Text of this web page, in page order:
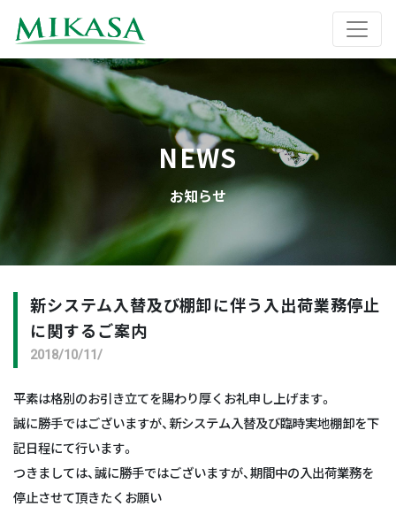
NEWS
お知らせ
新システム入替及び棚卸に伴う入出荷業務停止
に関するご案内
2018/10/11/
平素は格別のお引き立てを賜わり厚くお礼申し上げます。
誠に勝手ではございますが、新システム入替及び臨時実地棚卸を下
記日程にて行います。
つきましては、誠に勝手ではございますが、期間中の入出荷業務を
停止させて頂きたくお願い